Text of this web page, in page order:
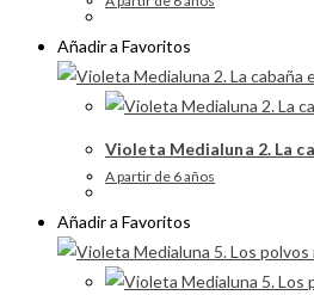
Añadir a Favoritos
Violeta Medialuna 2. La
A partir de 6 años
Añadir a Favoritos